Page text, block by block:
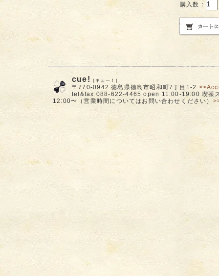
購入数：
cue! ［キュー！］
〒770-0942 徳島県徳島市昭和町7丁目1-2
tel&fax 088-622-4465 open 11:00-19:00 喫茶
12:00〜（営業時間についてはお問い合わせください）